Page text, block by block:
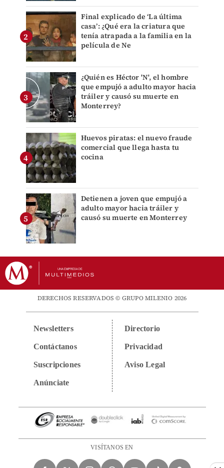
Final explicado de ‘La última
casa’: ¿Qué era la criatura que
tenía atrapada a la familia en la
película de Ne
¿Quién es Héctor 'N', el hombre
que empujó a adulto mayor hacia
tráiler y causó su muerte en
Monterrey?
Huevos piratas: el nuevo fraude
comercial que llega hasta tu
cocina
Detienen a joven que empujó a
adulto mayor hacia tráiler y
causó su muerte en Monterrey
DERECHOS RESERVADOS © GRUPO MILENIO 2026
Newsletters
Contáctanos
Suscripciones
Anúnciate
Directorio
Privacidad
Aviso Legal
VISÍTANOS EN